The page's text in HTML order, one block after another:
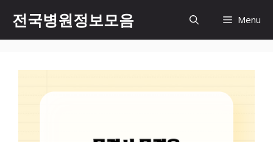
츠
전국병원정보모음 Menu